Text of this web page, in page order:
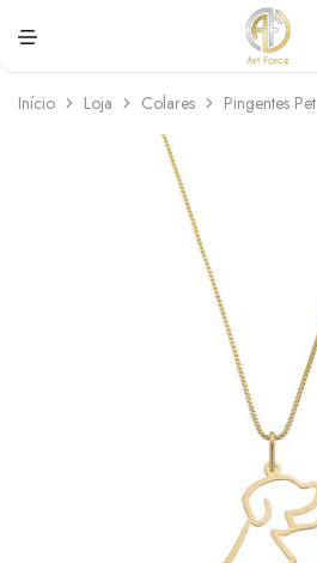
Force
personalizadas
Início Loja Colares Pingentes Pet